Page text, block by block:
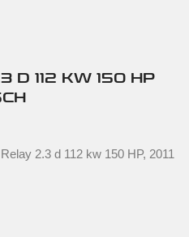
D 112 KW 150 HP
2.3 d 112 kw 150 HP, 2011